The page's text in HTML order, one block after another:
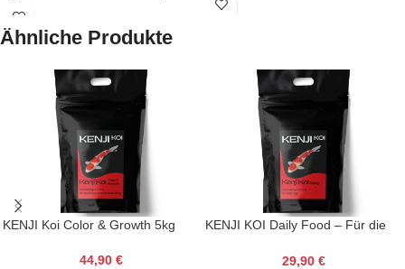
zahlreicher Experten wurde dieses
Futter entwickelt.
Komplettfutter für Koi Karpfen um
das Wachstum durch
ausgewogenes
Protein-/Energie-Verhältnis zu
fördern, dies sorgt neben einem
optimalen Wachstum auch für eine
optimale Muskelbildung des
Fisches.
Ähnliche Produkte
KENJI Koi Color & Growth 5kg
44,90 €
KENJI KOI Daily Food – Für die
29,90 €